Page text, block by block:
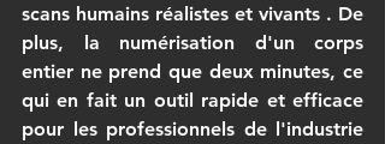
scans humains réalistes et vivants . De
plus, la numérisation d'un corps
entier ne prend que deux minutes, ce
qui en fait un outil rapide et efficace
pour les professionnels de l'industrie